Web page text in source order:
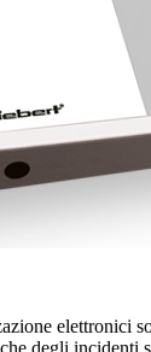
elettronici
degli incidenti